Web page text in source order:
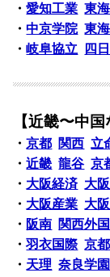
・愛知工業 東
・中京学院 東
・岐阜協立 四
【近畿〜中国
・京都 関西 立
・近畿 龍谷 京
・ 大阪経済 大
・ 大阪産業 大
・ 阪南 関西外
・羽衣国際 京
・ 天理 奈良学園